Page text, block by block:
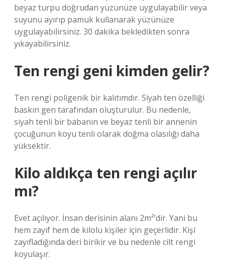
beyaz turpu doğrudan yüzünüze uygulayabilir veya
suyunu ayırıp pamuk kullanarak yüzünüze
uygulayabilirsiniz. 30 dakika bekledikten sonra
yıkayabilirsiniz.
Ten rengi geni kimden gelir?
Ten rengi poligenik bir kalıtımdır. Siyah ten özelliği
baskın gen tarafından oluşturulur. Bu nedenle,
siyah tenli bir babanın ve beyaz tenli bir annenin
çocuğunun koyu tenli olarak doğma olasılığı daha
yüksektir.
Kilo aldıkça ten rengi açılır
mı?
Evet açılıyor. İnsan derisinin alanı 2m²’dir. Yani bu
hem zayıf hem de kilolu kişiler için geçerlidir. Kişi
zayıfladığında deri birikir ve bu nedenle cilt rengi
koyulaşır.